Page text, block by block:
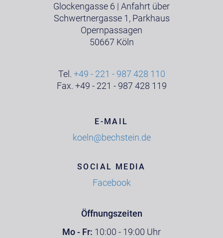
Glockengasse 6 | Anfahrt über
Schwertnergasse 1, Parkhaus
Opernpassagen
50667 Köln
Tel. +49 - 221 - 987 428 110
Fax. +49 - 221 - 987 428 119
E-MAIL
koeln@bechstein.de
SOCIAL MEDIA
Facebook
Öffnungszeiten
Mo - Fr: 10:00 - 19:00 Uhr